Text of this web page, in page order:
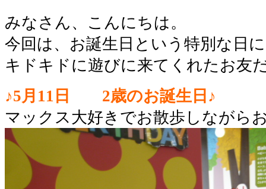
みなさん、こんにちは。
今回は、お誕生日という特別な日に
キドキドに遊びに来てくれたお友
♪5月11日 2歳のお誕生日♪
マックス大好きでお散歩しながら